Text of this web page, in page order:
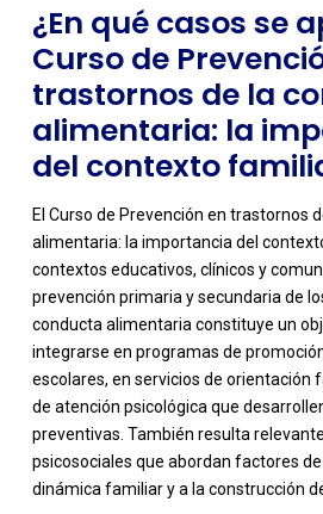
¿En qué casos se
Curso de
trastornos de la
alimentaria: la
del contexto
El Curso de Prevención en trastornos
alimentaria: la importancia del
contextos educativos, clínicos y
prevención primaria y secundaria de
conducta alimentaria constituye un
integrarse en programas de
escolares, en servicios de orientación
de atención psicológica que
preventivas. También resulta
psicosociales que abordan factores
dinámica familiar y a la construcción
-